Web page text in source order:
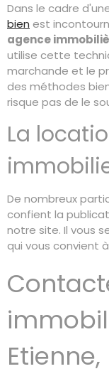
Dans le cadre
bien est
agence
utilise cette
marchande et le
des méthodes
risque pas de le
La
De nombreux
confient la
notre site. Il vous
qui vous convient